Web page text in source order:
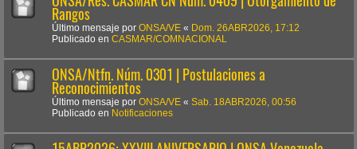
Rangos
Último mensaje por ONSA/VE « Dom. 26ABR2026, 17:12
Publicado en CASMAR/COMNACIONAL
ONSA/Ntfn. Núm. 0301 | Postulaciones a
Reconocimientos
Último mensaje por ONSA/VE « Sab. 18ABR2026, 00:56
Publicado en Notificaciones